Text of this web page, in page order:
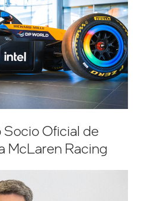
Socio Oficial de
McLaren Racing